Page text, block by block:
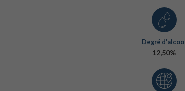
Degré d'alcool
12,50%